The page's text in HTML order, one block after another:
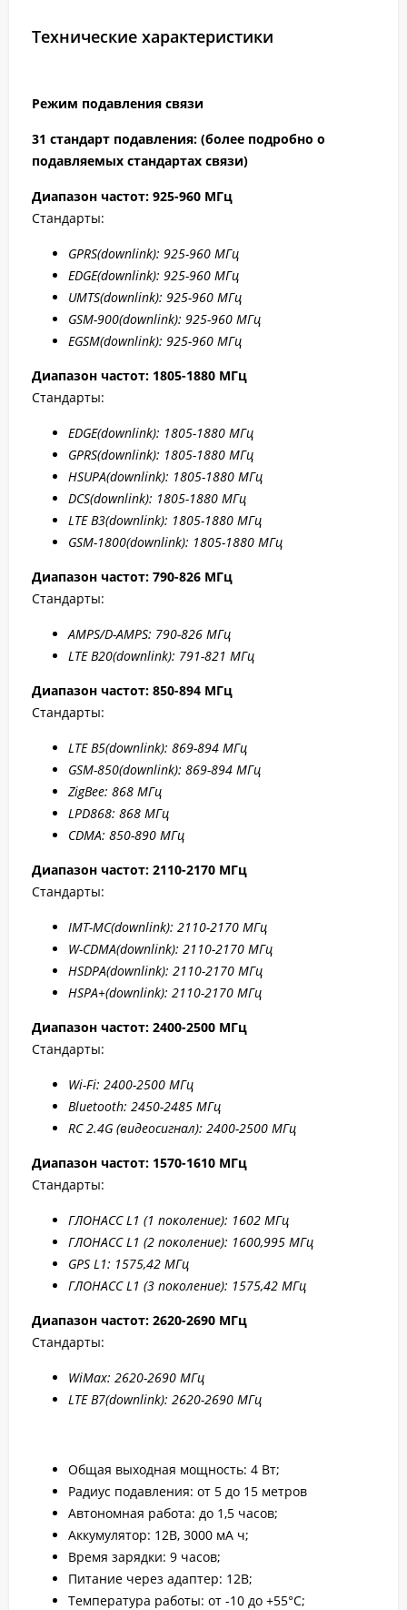
Технические характеристики
Режим подавления связи
31 стандарт подавления: (более подробно о
подавляемых стандартах связи)
Диапазон частот: 925-960 МГц
Стандарты:
GPRS(downlink): 925-960 МГц
EDGE(downlink): 925-960 МГц
UMTS(downlink): 925-960 МГц
GSM-900(downlink): 925-960 МГц
EGSM(downlink): 925-960 МГц
Диапазон частот: 1805-1880 МГц
Стандарты:
EDGE(downlink): 1805-1880 МГц
GPRS(downlink): 1805-1880 МГц
HSUPA(downlink): 1805-1880 МГц
DCS(downlink): 1805-1880 МГц
LTE B3(downlink): 1805-1880 МГц
GSM-1800(downlink): 1805-1880 МГц
Диапазон частот: 790-826 МГц
Стандарты:
AMPS/D-AMPS: 790-826 МГц
LTE B20(downlink): 791-821 МГц
Диапазон частот: 850-894 МГц
Стандарты:
LTE B5(downlink): 869-894 МГц
GSM-850(downlink): 869-894 МГц
ZigBee: 868 МГц
LPD868: 868 МГц
CDMA: 850-890 МГц
Диапазон частот: 2110-2170 МГц
Стандарты:
IMT-MC(downlink): 2110-2170 МГц
W-CDMA(downlink): 2110-2170 МГц
HSDPA(downlink): 2110-2170 МГц
HSPA+(downlink): 2110-2170 МГц
Диапазон частот: 2400-2500 МГц
Стандарты:
Wi-Fi: 2400-2500 МГц
Bluetooth: 2450-2485 МГц
RC 2.4G (видеосигнал): 2400-2500 МГц
Диапазон частот: 1570-1610 МГц
Стандарты:
ГЛОНАСС L1 (1 поколение): 1602 МГц
ГЛОНАСС L1 (2 поколение): 1600,995 МГц
GPS L1: 1575,42 МГц
ГЛОНАСС L1 (3 поколение): 1575,42 МГц
Диапазон частот: 2620-2690 МГц
Стандарты:
WiMax: 2620-2690 МГц
LTE B7(downlink): 2620-2690 МГц
Общая выходная мощность: 4 Вт;
Радиус подавления: от 5 до 15 метров
Автономная работа: до 1,5 часов;
Аккумулятор: 12В, 3000 мА ч;
Время зарядки: 9 часов;
Питание через адаптер: 12В;
Температура работы: от -10 до +55°С;